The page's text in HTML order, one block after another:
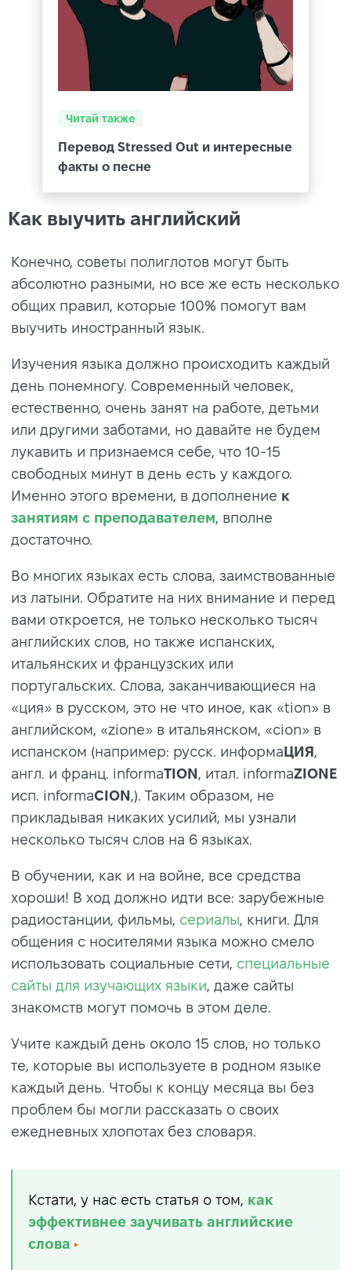
Читай также
Перевод Stressed Out и интересные
факты о песне
Как выучить английский
Конечно, советы полиглотов могут быть
абсолютно разными, но все же есть несколько
общих правил, которые 100% помогут вам
выучить иностранный язык.
Изучения языка должно происходить каждый
день понемногу. Современный человек,
естественно, очень занят на работе, детьми
или другими заботами, но давайте не будем
лукавить и признаемся себе, что 10-15
свободных минут в день есть у каждого.
Именно этого времени, в дополнение к
занятиям с преподавателем , вполне
достаточно.
Во многих языках есть слова, заимствованные
из латыни. Обратите на них внимание и перед
вами откроется, не только несколько тысяч
английских слов, но также испанских,
итальянских и французских или
португальских. Слова, заканчивающиеся на
«ция» в русском, это не что иное, как «tion» в
английском, «zione» в итальянском, «cion» в
испанском (например: русск. информаЦИЯ
англ. и франц. informaTION , итал. informaZIONE
исп. informaCION ,). Таким образом, не
прикладывая никаких усилий, мы узнали
несколько тысяч слов на 6 языках.
В обучении, как и на войне, все средства
хороши! В ход должно идти все: зарубежные
радиостанции, фильмы, сериалы , книги. Для
общения с носителями языка можно смело
использовать социальные сети, специальные
сайты для изучающих языки , даже сайты
знакомств могут помочь в этом деле.
Учите каждый день около 15 слов, но только
те, которые вы используете в родном языке
каждый день. Чтобы к концу месяца вы без
проблем бы могли рассказать о своих
ежедневных хлопотах без словаря.
Кстати, у нас есть статья о том, как
эффективнее заучивать английские
слова